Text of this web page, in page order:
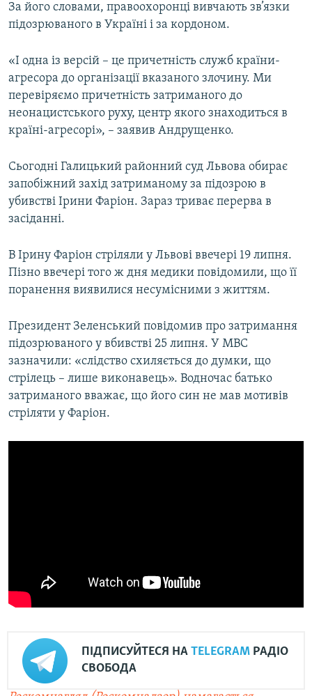
За його словами, правоохоронці вивчають зв’язки
підозрюваного в Україні і за кордоном.
«І одна із версій – це причетність служб країни-
агресора до організації вказаного злочину. Ми
перевіряємо причетність затриманого до
неонацистського руху, центр якого знаходиться в
країні-агресорі», – заявив Андрущенко.
Сьогодні Галицький районний суд Львова обирає
запобіжний захід затриманому за підозрою в
убивстві Ірини Фаріон. Зараз триває перерва в
засіданні.
В Ірину Фаріон стріляли у Львові ввечері 19 липня.
Пізно ввечері того ж дня медики повідомили, що її
поранення виявилися несумісними з життям.
Президент Зеленський повідомив про затримання
підозрюваного у вбивстві 25 липня. У МВС
зазначили: «слідство схиляється до думки, що
стрілець – лише виконавець». Водночас батько
затриманого вважає, що його син не мав мотивів
стріляти у Фаріон.
ПІДПИСУЙТЕСЯ НА TELEGRAM РАДІО
СВОБОДА